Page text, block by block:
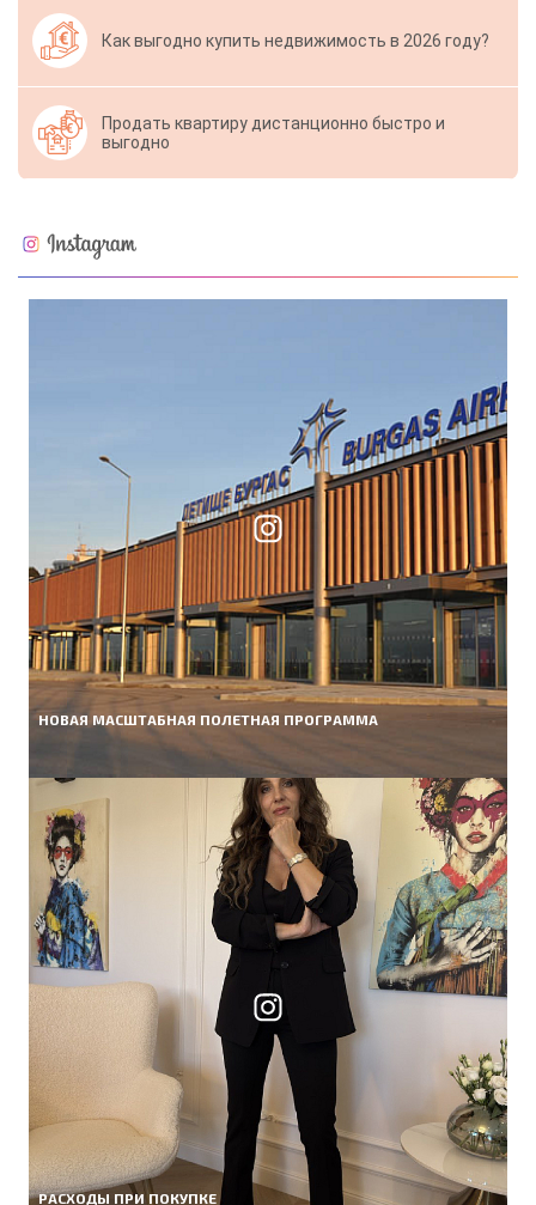
Как выгодно купить недвижимость в 2026 году?
Продать квартиру дистанционно быстро и
выгодно
НОВАЯ МАСШТАБНАЯ ПОЛЕТНАЯ ПРОГРАММА
РАСХОДЫ ПРИ ПОКУПКЕ